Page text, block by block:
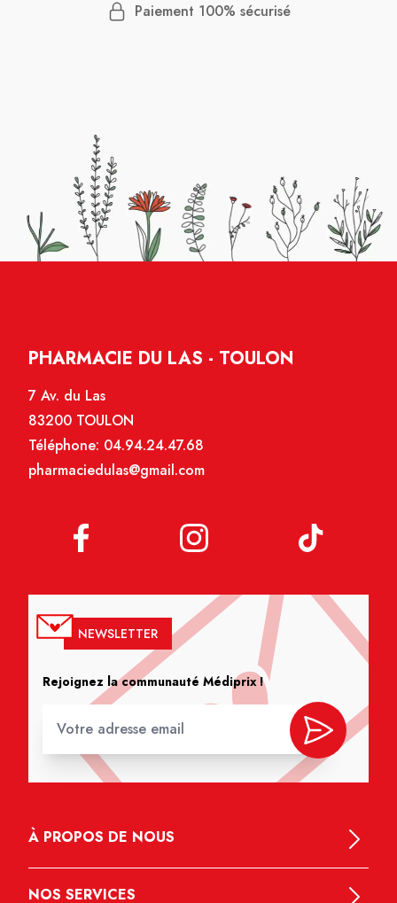
Paiement 100% sécurisé
PHARMACIE DU LAS - TOULON
7 Av. du Las
83200 TOULON
Téléphone: 04.94.24.47.68
pharmaciedulas@gmail.com
NEWSLETTER
Rejoignez la communauté Médiprix !
À PROPOS DE NOUS
NOS SERVICES